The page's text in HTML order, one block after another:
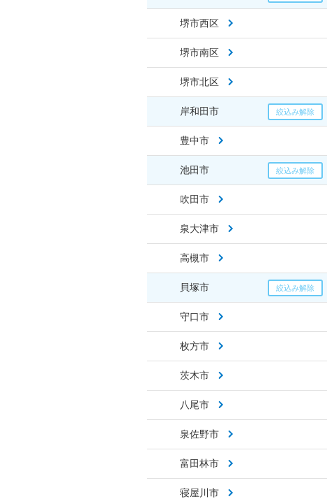
堺市西区
堺市南区
堺市北区
岸和田市
豊中市
池田市
吹田市
泉大津市
高槻市
貝塚市
守口市
枚方市
茨木市
八尾市
泉佐野市
富田林市
寝屋川市